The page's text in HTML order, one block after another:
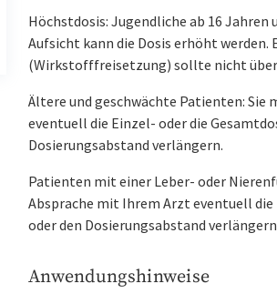
Höchstdosis: Jugendliche ab 16
Aufsicht kann die Dosis erhöht werden.
(Wirkstofffreisetzung) sollte nicht
Ältere und geschwächte Patienten: Sie
eventuell die Einzel- oder die
Dosierungsabstand verlängern.
Patienten mit einer Leber- oder
Absprache mit Ihrem Arzt eventuell
oder den Dosierungsabstand
Anwendungshinweise